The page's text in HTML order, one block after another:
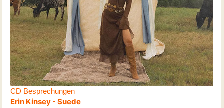
CD Besprechungen
Erin Kinsey - Suede